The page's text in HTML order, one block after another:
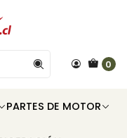
0
PARTES DE MOTOR